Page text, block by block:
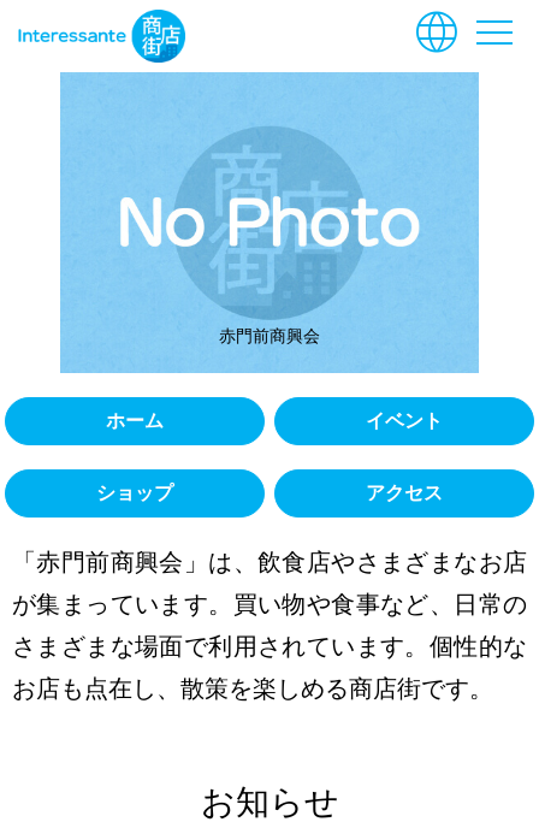
language menu
赤門前商興会
ホーム イベント
ショップ アクセス
「赤門前商興会」は、飲食店やさまざまなお店
が集まっています。買い物や食事など、日常の
さまざまな場面で利用されています。個性的な
お店も点在し、散策を楽しめる商店街です。
お知らせ